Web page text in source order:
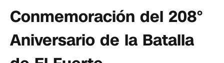
Conmemoración del 208°
Aniversario de la Batalla